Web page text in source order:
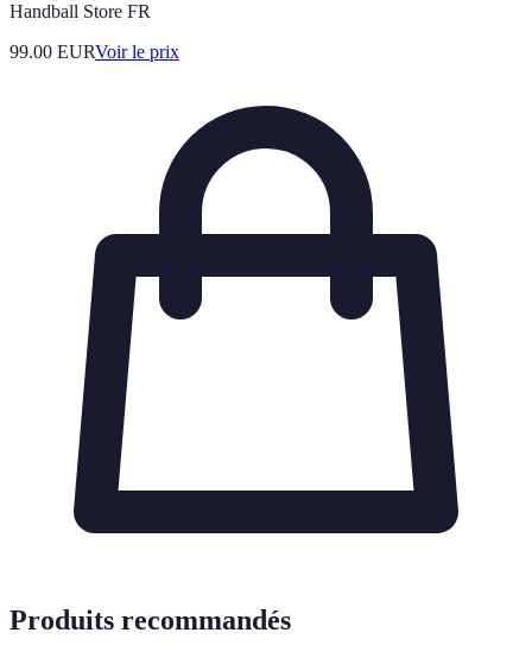
Handball Store FR
99.00 EURVoir le prix
Produits recommandés